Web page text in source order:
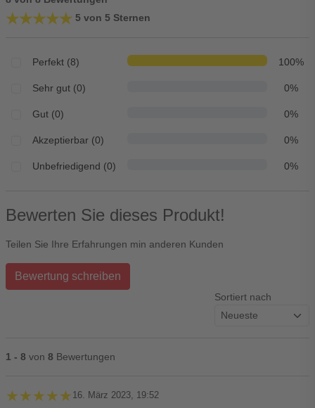
★★★★★
★★★★★ 5 von 5 Sternen
Perfekt (8) 100%
Sehr gut (0) 0%
Gut (0) 0%
Akzeptierbar (0) 0%
Unbefriedigend (0) 0%
Bewerten Sie dieses Produkt!
Teilen Sie Ihre Erfahrungen min anderen Kunden
Bewertung schreiben
Sortiert nach
1 - 8 von 8 Bewertungen
★★★★★
★★★★★ 16. März 2023, 19:52